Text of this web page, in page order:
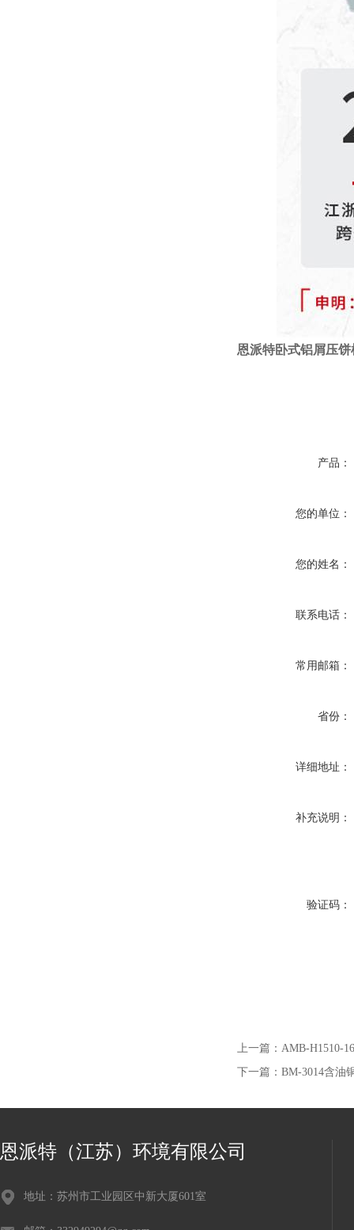
恩派特卧式铝屑压饼
产品：
您的单位：
您的姓名：
联系电话：
常用邮箱：
省份：
详细地址：
补充说明：
验证码：
上一篇： AMB-H1510-
下一篇： BM-3014含油
恩派特（江苏）环境有限公司
地址：苏州市工业园区中新大厦601室